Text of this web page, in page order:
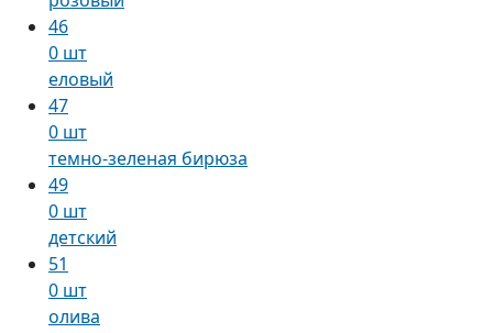
46
0 шт
еловый
47
0 шт
темно-зеленая бирюза
49
0 шт
детский
51
0 шт
олива